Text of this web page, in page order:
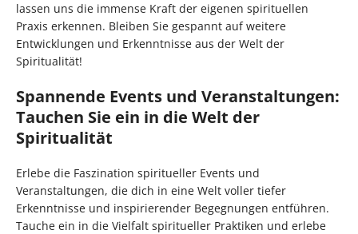
lassen uns die immense Kraft der eigenen spirituellen
Praxis erkennen. Bleiben Sie gespannt auf weitere
Entwicklungen und Erkenntnisse aus der Welt der
Spiritualität!
Spannende Events und Veranstaltungen:
Tauchen Sie ein in die Welt der
Spiritualität
Erlebe die Faszination spiritueller Events und
Veranstaltungen, die dich in eine Welt voller tiefer
Erkenntnisse und inspirierender Begegnungen entführen.
Tauche ein in die Vielfalt spiritueller Praktiken und erlebe